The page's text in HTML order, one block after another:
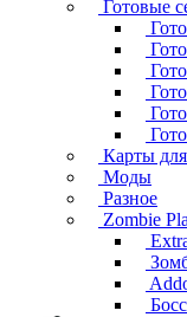
Готовые
Карты
Моды
Разное
Zombie